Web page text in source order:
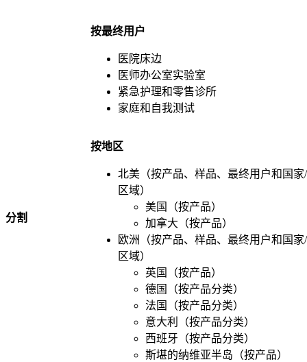
分割
按最终用户
医院床边
医师办公室实验室
紧急护理和零售诊所
家庭和自我测试
按地区
北美（按产品、样品、最终用户和国家
区域）
美国（按产品）
加拿大（按产品）
欧洲（按产品、样品、最终用户和国家
区域）
英国（按产品）
德国（按产品分类）
法国（按产品分类）
意大利（按产品分类）
西班牙（按产品分类）
斯堪的纳维亚半岛（按产品）